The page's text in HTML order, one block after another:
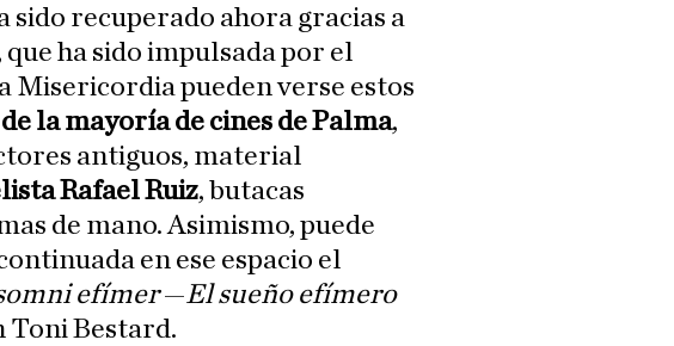
sido recuperado ahora gracias a
que ha sido impulsada por el
Misericordia pueden verse estos
la mayoría de cines de Palma,
antiguos, material
Rafael Ruiz, butacas
de mano. Asimismo, puede
en ese espacio el
efímer—El sueño efímero
Bestard.